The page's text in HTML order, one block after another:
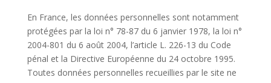
En France, les données personnelles sont notamment
protégées par la loi n° 78-87 du 6 janvier 1978, la loi n°
2004-801 du 6 août 2004, l’article L. 226-13 du Code
pénal et la Directive Européenne du 24 octobre 1995.
Toutes données personnelles recueillies par le site ne